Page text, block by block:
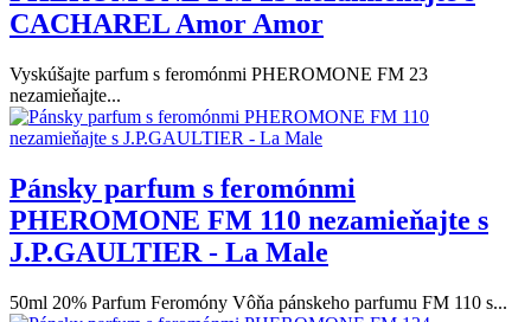
CACHAREL Amor Amor
Vyskúšajte parfum s feromónmi PHEROMONE FM 23
nezamieňajte...
Pánsky parfum s feromónmi
PHEROMONE FM 110 nezamieňajte s
J.P.GAULTIER - La Male
50ml 20% Parfum Feromóny Vôňa pánskeho parfumu FM 110 s...